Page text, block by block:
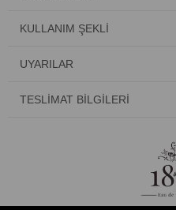
KULLANIM ŞEKLI
UYARILAR
TESLIMAT BILGILERI